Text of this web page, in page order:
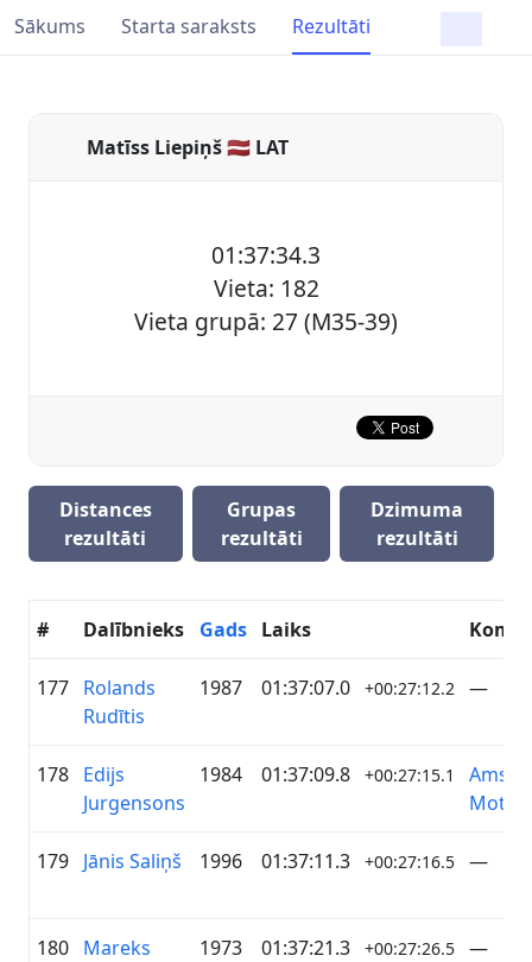
Sākums Starta saraksts Rezultāti
Matīss Liepiņš 🇱🇻 LAT
01:37:34.3
Vieta: 182
Vieta grupā: 27 (M35-39)
Distances
rezultāti
Grupas
rezultāti
Dzimuma
rezultāti
# Dalībnieks Gads Laiks
177 Rolands
Rudītis
1987 01:37:07.0 +00:27:12.2 —
178 Edijs
Jurgensons
1984 01:37:09.8 +00:27:15.1
179 Jānis Saliņš 1996 01:37:11.3 +00:27:16.5 —
180 Mareks
1973 01:37:21.3 +00:27:26.5 —